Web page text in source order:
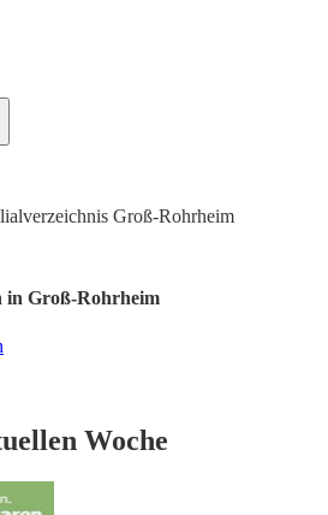
Groß-Rohrheim
in Groß-Rohrheim
Woche